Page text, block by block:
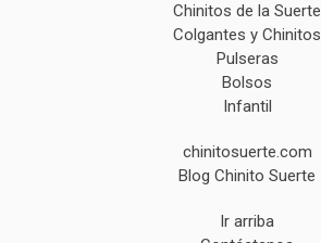
Chinitos de la Suerte
Colgantes y Chinitos
Pulseras
Bolsos
Infantil
chinitosuerte.com
Blog Chinito Suerte
Ir arriba